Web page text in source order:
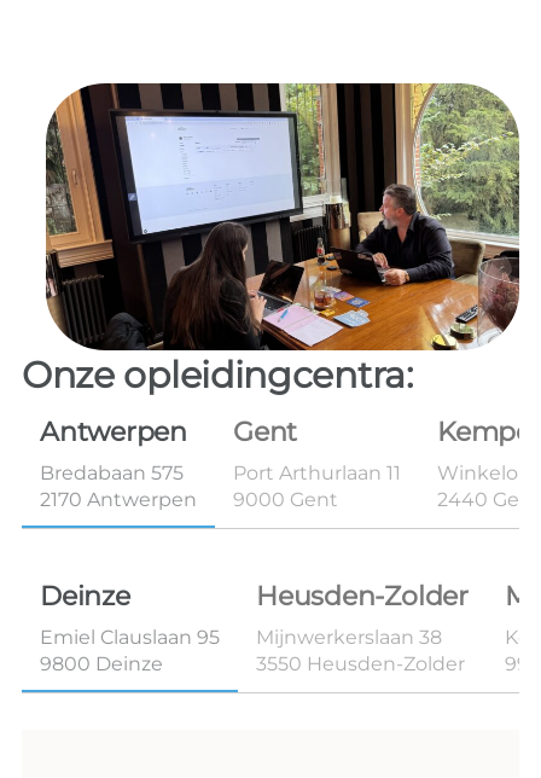
Onze opleidingcentra:
Antwerpen
Bredabaan 575
2170 Antwerpen
Gent
Port Arthurlaan 11
9000 Gent
Winkelom
2440 Geel
Deinze
Emiel Clauslaan 95
9800 Deinze
Heusden-Zolder
Mijnwerkerslaan 38
3550 Heusden-Zolder